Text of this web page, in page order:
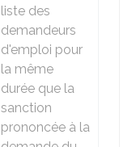
liste des
demandeurs
d'emploi pour
la même
durée que la
sanction
prononcée à la